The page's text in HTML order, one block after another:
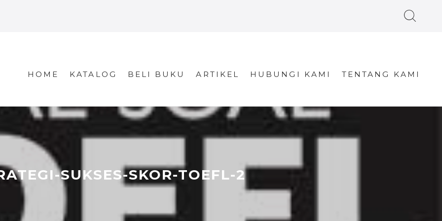
HOME KATALOG BELI BUKU ARTIKEL HUBUNGI KAMI TENTANG KAMI
SUKSES-SKOR-TOEFL-2